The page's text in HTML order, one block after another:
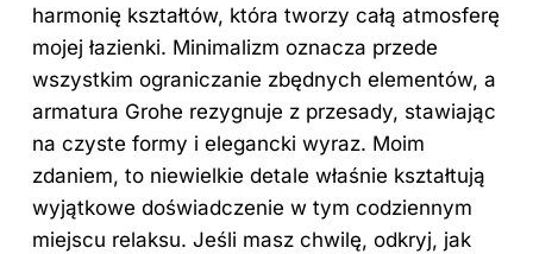
harmonię kształtów, która tworzy całą atmosferę
mojej łazienki. Minimalizm oznacza przede
wszystkim ograniczanie zbędnych elementów, a
armatura Grohe rezygnuje z przesady, stawiając
na czyste formy i elegancki wyraz. Moim
zdaniem, to niewielkie detale właśnie kształtują
wyjątkowe doświadczenie w tym codziennym
miejscu relaksu. Jeśli masz chwilę, odkryj, jak